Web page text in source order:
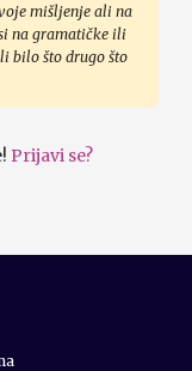
mišljenje ali na
na gramatičke ili
bilo što drugo što
Prijavi se?